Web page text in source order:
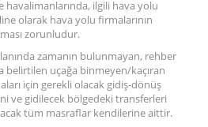
havalimanlarında, ilgili hava yolu
olarak hava yolu firmalarının
zorunludur.
zamanın bulunmayan, rehber
belirtilen uçağa binmeyen/kaçıran
için gerekli olacak gidiş-dönüş
ve gidilecek bölgedeki transferleri
tüm masraflar kendilerine aittir.